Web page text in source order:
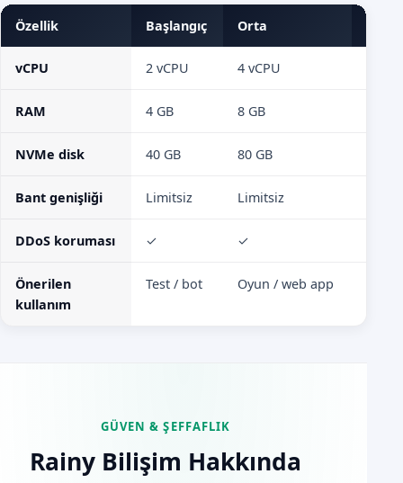
Özellik Başlangıç Orta
vCPU 2 vCPU 4 vCPU
RAM 4 GB 8 GB
NVMe disk 40 GB 80 GB
Bant genişliği Limitsiz Limitsiz
DDoS koruması ✓ ✓
Önerilen
kullanım
Test / bot Oyun / web app
GÜVEN & ŞEFFAFLIK
Rainy Bilişim Hakkında